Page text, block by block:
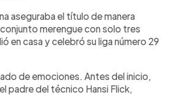
por bajas y polémicas
la celebración en el
para el equipo dirigido por
aseguraba el título de manera
merengue con solo tres
en casa y celebró su liga número 29
de emociones. Antes del inicio,
padre del técnico Hansi Flick,